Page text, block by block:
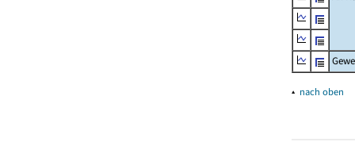
▴ nach oben